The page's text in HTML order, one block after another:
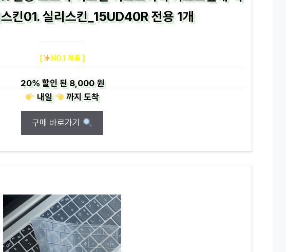
킨01. 실리스킨_15UD40R 전용 1개
[ NO.1 제품 ]
20%할인 된8,000 원
내일
까지도착
구매 바로가기